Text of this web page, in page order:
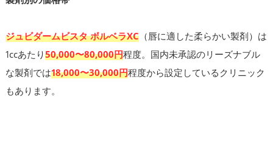
ジュビダームビスタ ボルベラXC（唇に適した柔らかい製剤）は
1ccあたり50,000〜80,000円程度。国内未承認のリーズナブル
な製剤では18,000〜30,000円程度から設定しているクリニック
もあります。